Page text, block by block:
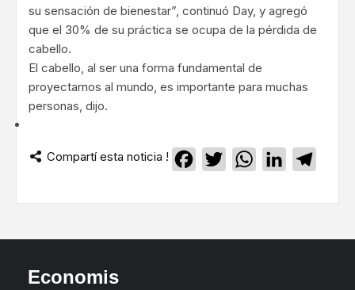
su sensación de bienestar”, continuó Day, y agregó
que el 30% de su práctica se ocupa de la pérdida de
cabello.
El cabello, al ser una forma fundamental de
proyectarnos al mundo, es importante para muchas
personas, dijo.
Compartí esta noticia ! Facebook
TwitterWhatsApp
LinkedIn
Economis